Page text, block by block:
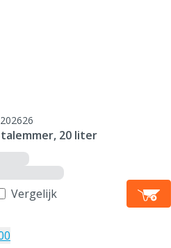
20 liter
Vergelijk